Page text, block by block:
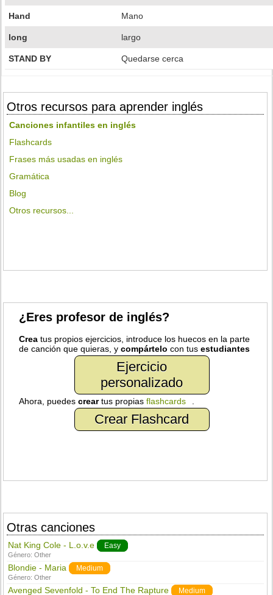
Hand Mano
long largo
STAND BY Quedarse cerca
Otros recursos para aprender inglés
Canciones infantiles en inglés
Flashcards
Frases más usadas en inglés
Gramática
Blog
Otros recursos...
¿Eres profesor de inglés?
Crea tus propios ejercicios, introduce los huecos en la parte
de canción que quieras, ycompártelo con tusestudiantes
Ejercicio
personalizado
Ahora, puedescreartus propiasflashcards
Crear Flashcard
Otras canciones
Nat King Cole - L.o.v.e Easy
Género:Other
Blondie - Maria Medium
Género:Other
Avenged Sevenfold - To End The Rapture Medium